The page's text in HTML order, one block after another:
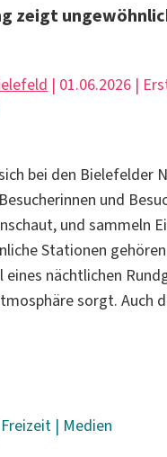
zeigt
| 01.06.2026 |
bei den Bielefelder
und
und sammeln
Stationen
nächtlichen
sorgt. Auch
Freizeit | Medien